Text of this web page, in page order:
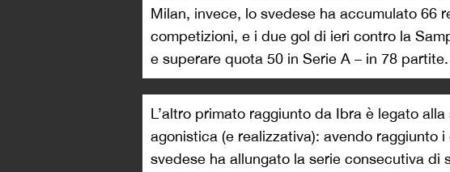
Milan, invece, lo svedese ha accumulato 66
competizioni, e i due gol di ieri contro la
e superare quota 50 in Serie A – in 78 partite.
L’altro primato raggiunto da Ibra è legato
agonistica (e realizzativa): avendo raggiunto
svedese ha allungato la serie consecutiva di